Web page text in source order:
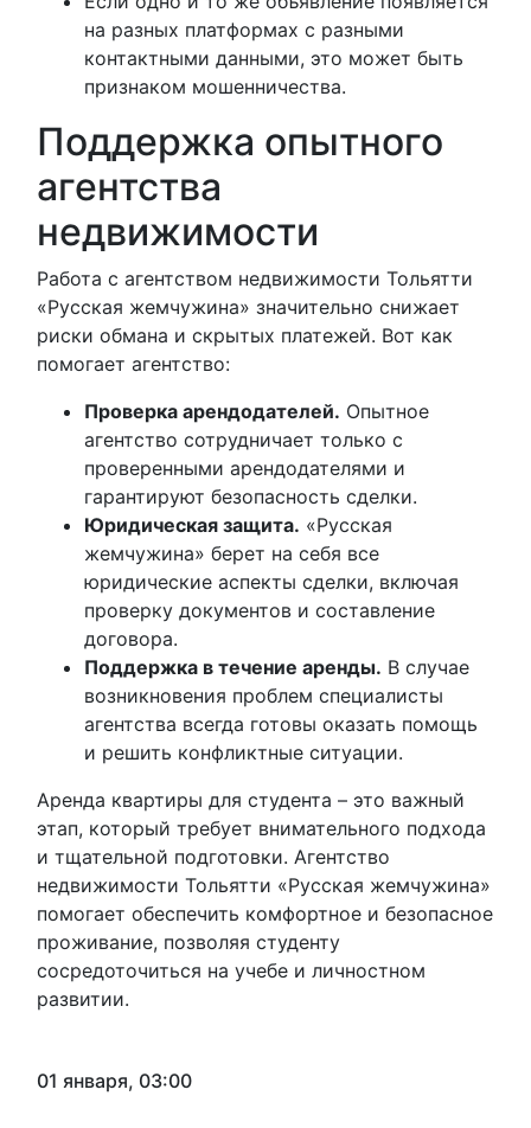
на разных платформах с разными
контактными данными, это может быть
признаком мошенничества.
Поддержка опытного
агентства
недвижимости
Работа с агентством недвижимости Тольятти
«Русская жемчужина» значительно снижает
риски обмана и скрытых платежей. Вот как
помогает агентство:
Проверка арендодателей. Опытное
агентство сотрудничает только с
проверенными арендодателями и
гарантируют безопасность сделки.
Юридическая защита. «Русская
жемчужина» берет на себя все
юридические аспекты сделки, включая
проверку документов и составление
договора.
Поддержка в течение аренды. В случае
возникновения проблем специалисты
агентства всегда готовы оказать помощь
и решить конфликтные ситуации.
Аренда квартиры для студента – это важный
этап, который требует внимательного подхода
и тщательной подготовки. Агентство
недвижимости Тольятти «Русская жемчужина»
помогает обеспечить комфортное и безопасное
проживание, позволяя студенту
сосредоточиться на учебе и личностном
развитии.
01 января, 03:00